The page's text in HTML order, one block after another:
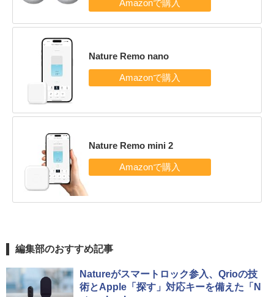
Nature Remo nano
Nature Remo mini 2
編集部のおすすめ記事
Natureがスマートロック参入、Qrioの技
術とApple「探す」対応キーを備えた「N